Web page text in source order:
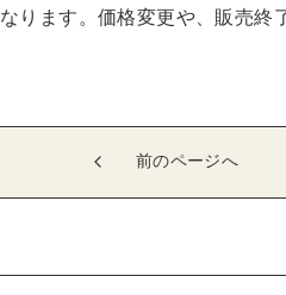
ります。価格変更や、販売終
前のページへ